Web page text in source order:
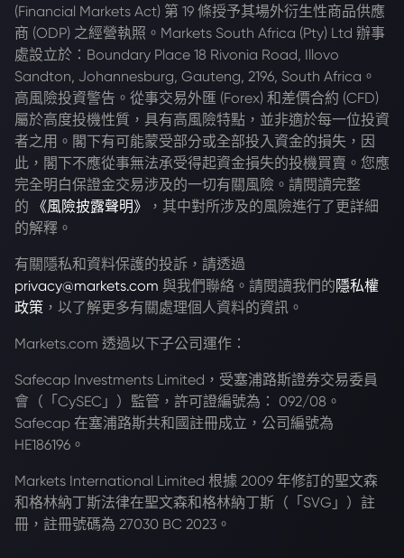
(Financial Markets Act) 第 19 條授予其場外衍生性商品供應
商 (ODP) 之經營執照。Markets South Africa (Pty) Ltd 辦事
處設立於：Boundary Place 18 Rivonia Road, Illovo
Sandton, Johannesburg, Gauteng, 2196, South Africa。
高風險投資警告。從事交易外匯 (Forex) 和差價合約 (CFD)
屬於高度投機性質，具有高風險特點，並非適於每一位投資
者之用。閣下有可能蒙受部分或全部投入資金的損失，因
此，閣下不應從事無法承受得起資金損失的投機買賣。您應
完全明白保證金交易涉及的一切有關風險。請閱讀完整
的
《風險披露聲明》
，其中對所涉及的風險進行了更詳細
的解釋。
有關隱私和資料保護的投訴，請透過
privacy@markets.com 與我們聯絡。請閱讀我們的 隱私權
政策 ，以了解更多有關處理個人資料的資訊。
Markets.com 透過以下子公司運作：
Safecap Investments Limited，受塞浦路斯證券交易委員
會（「CySEC」）監管，許可證編號為： 092/08。
Safecap 在塞浦路斯共和國註冊成立，公司編號為
HE186196。
Markets International Limited 根據 2009 年修訂的聖文森
和格林納丁斯法律在聖文森和格林納丁斯（「SVG」）註
冊，註冊號碼為 27030 BC 2023。